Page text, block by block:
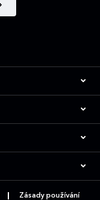
Zásady používání